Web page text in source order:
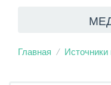
Главная